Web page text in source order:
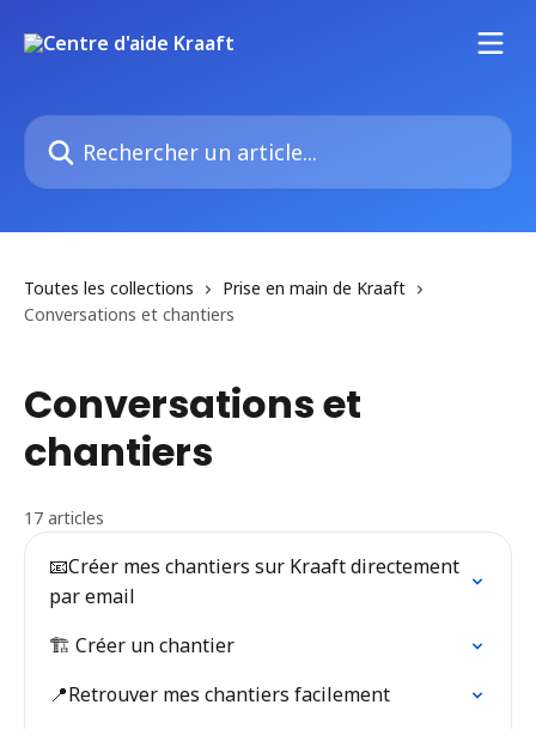
Rechercher un article...
Toutes les collections
Prise en main de Kraaft
Conversations et chantiers
Conversations et
chantiers
17 articles
📧Créer mes chantiers sur Kraaft directement
par email
🏗️ Créer un chantier
📍Retrouver mes chantiers facilement